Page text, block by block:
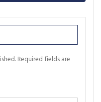
Required fields are